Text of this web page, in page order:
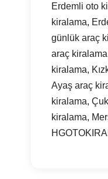
Erdemli oto
kiralama,
günlük araç
araç
kiralama,
Ayaş araç
kiralama,
kiralama,